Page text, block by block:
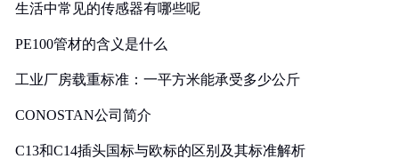
生活中常见的传感器有哪些呢
PE100管材的含义是什么
工业厂房载重标准：一平方米能承受多少公斤
CONOSTAN公司简介
C13和C14插头国标与欧标的区别及其标准解析